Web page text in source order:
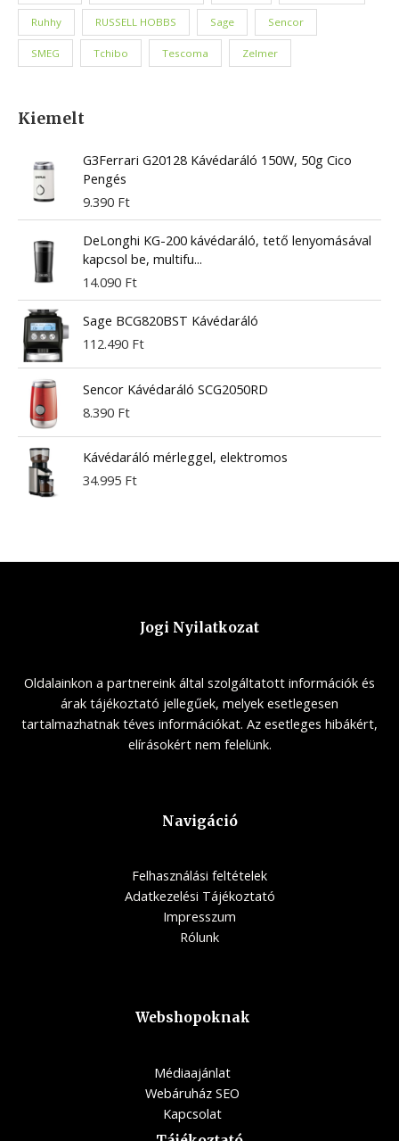
Ruhhy RUSSELL HOBBS Sage Sencor
SMEG Tchibo Tescoma Zelmer
Kiemelt
G3Ferrari G20128 Kávédaráló 150W, 50g Cico
Pengés
9.390 Ft
DeLonghi KG-200 kávédaráló, tető lenyomásával
kapcsol be, multifu...
14.090 Ft
Sage BCG820BST Kávédaráló
112.490 Ft
Sencor Kávédaráló SCG2050RD
8.390 Ft
Kávédaráló mérleggel, elektromos
34.995 Ft
Jogi Nyilatkozat
Oldalainkon a partnereink által szolgáltatott információk és
árak tájékoztató jellegűek, melyek esetlegesen
tartalmazhatnak téves információkat. Az esetleges hibákért,
elírásokért nem felelünk.
Navigáció
Felhasználási feltételek
Adatkezelési Tájékoztató
Impresszum
Rólunk
Webshopoknak
Médiaajánlat
Webáruház SEO
Kapcsolat